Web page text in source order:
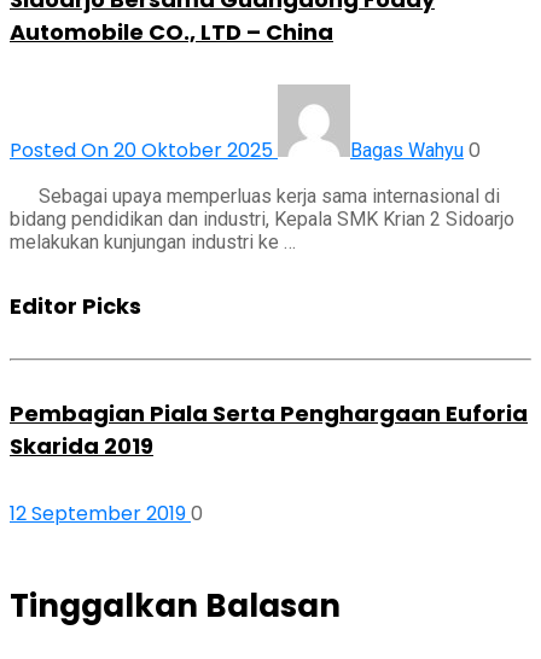
Automobile CO., LTD – China
Posted On 20 Oktober 2025 Bagas Wahyu 0
Sebagai upaya memperluas kerja sama internasional di
bidang pendidikan dan industri, Kepala SMK Krian 2 Sidoarjo
melakukan kunjungan industri ke …
Editor Picks
Pembagian Piala Serta Penghargaan Euforia
Skarida 2019
12 September 20190
Tinggalkan Balasan